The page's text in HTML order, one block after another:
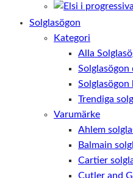
Solglasögon
Kategori
Alla
Solglasögon
Solglasögon
Trendiga
Varumärke
Ahlem
Balmain
Cartier
Cutler and